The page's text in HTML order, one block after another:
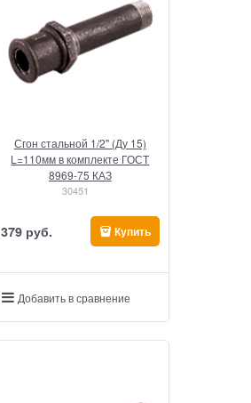
Сгон стальной 1/2" (Ду 15)
L=110мм в комплекте ГОСТ
8969-75 КАЗ
30451
379 руб. Купить
Добавить в сравнение